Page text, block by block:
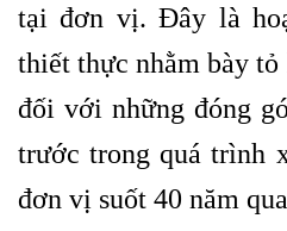
tại đơn vị. Đây là
thiết thực nhằm bày tỏ
đối với những đóng
trước trong quá trình
đơn vị suốt 40 năm